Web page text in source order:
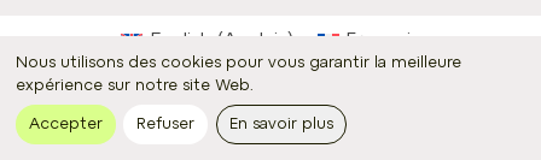
Nous utilisons des cookies pour vous garantir la meilleure
expérience sur notre site Web.
Accepter Refuser En savoir plus
English ( Anglais )
Français
Deutsch(Allemand